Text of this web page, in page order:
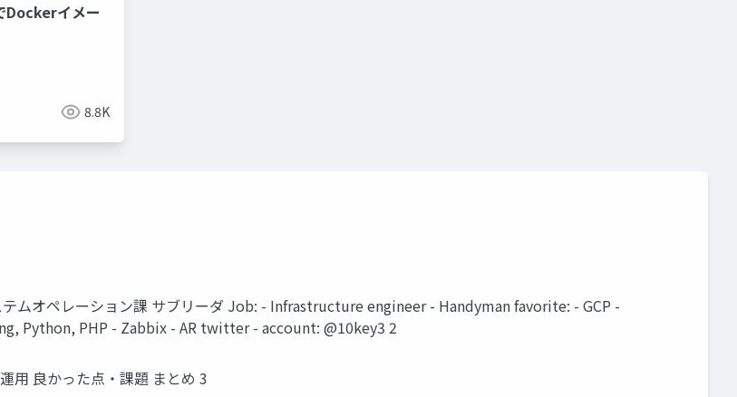
Dockerイメー
8.8K
ムオペレーション課 サブリーダ Job: - Infrastructure engineer - Handyman favorite: - GCP -
Python, PHP - Zabbix - AR twitter - account: @10key3 2
良かった点・課題 まとめ 3